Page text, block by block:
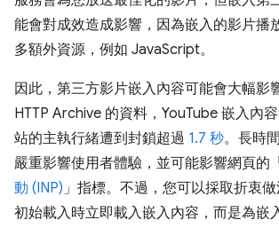
能會對成效造成影響，因為嵌入的影片播
多額外資源，例如 JavaScript。
因此，第三方影片嵌入內容可能會大幅影
HTTP Archive 的資料，YouTube 嵌入內
站的主執行緒遭到封鎖超過 1.7 秒。長時
嚴重影響使用者體驗，並可能影響網頁的「
動 (INP)」指標。不過，您可以採取折衷做
初始載入時立即載入嵌入內容，而是為嵌